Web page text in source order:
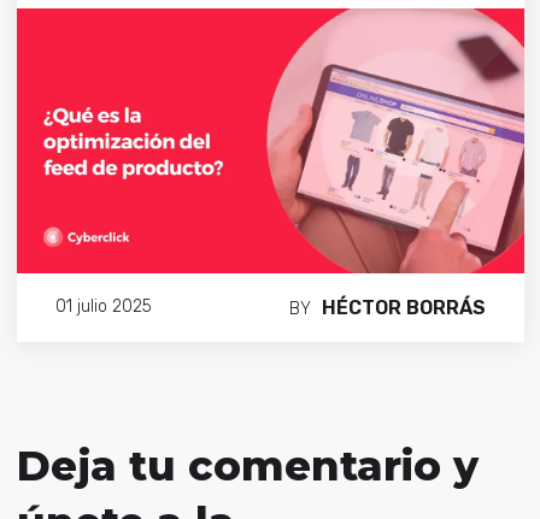
01 julio 2025 BY HÉCTOR BORRÁS
Deja tu comentario y